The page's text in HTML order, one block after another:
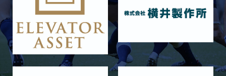
11月22日 摂南大学Jr.Col
2025/11/15
GALLERY
11月16日 関西大学Jr.Col
2025/11/09
GALLERY
11月9日 関西大学